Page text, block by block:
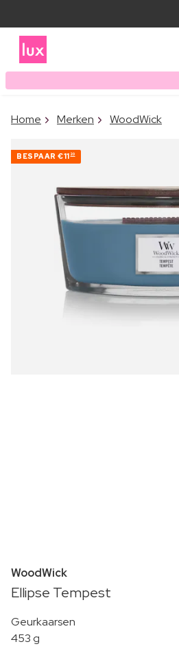
Home Merken WoodWick
BESPAAR €11 20
WoodWick
Ellipse Tempest
Geurkaarsen
453 g